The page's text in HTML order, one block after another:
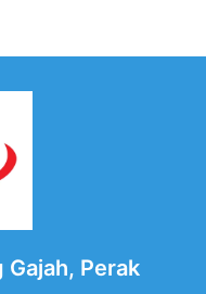
Gajah, Perak